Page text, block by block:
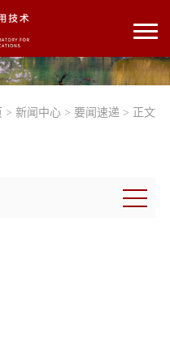
> 新闻中心 > 要闻速递 > 正文